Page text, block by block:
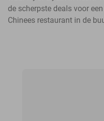
de scherpste deals voor
Chinees restaurant in de